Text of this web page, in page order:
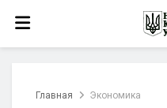
Главная Экономика